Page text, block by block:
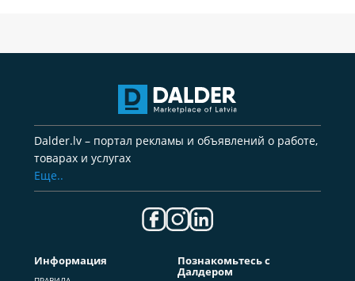
Dalder.lv – портал рекламы и объявлений о работе,
товарах и услугах
Еще..
Информация Познакомьтесь с
Далдером